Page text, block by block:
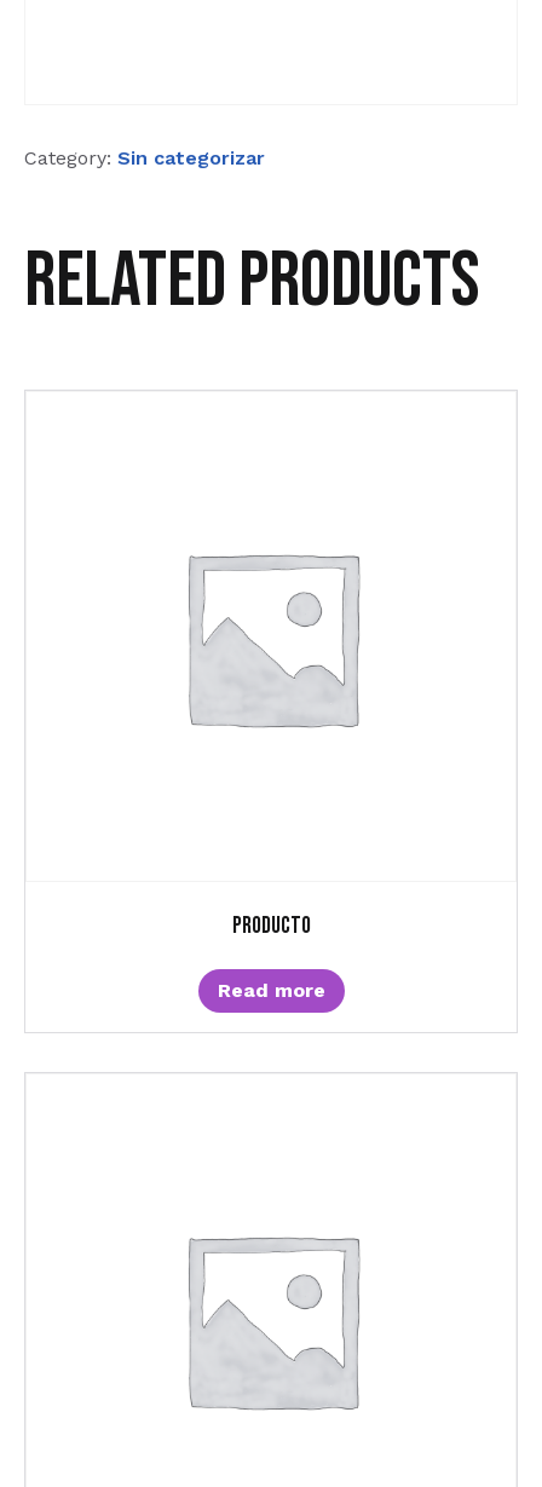
Category: Sin categorizar
Related products
Producto
Read more